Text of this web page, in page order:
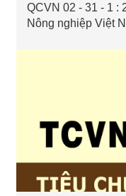
QCVN 02 - 31 - 1 :
Nông nghiệp Việt